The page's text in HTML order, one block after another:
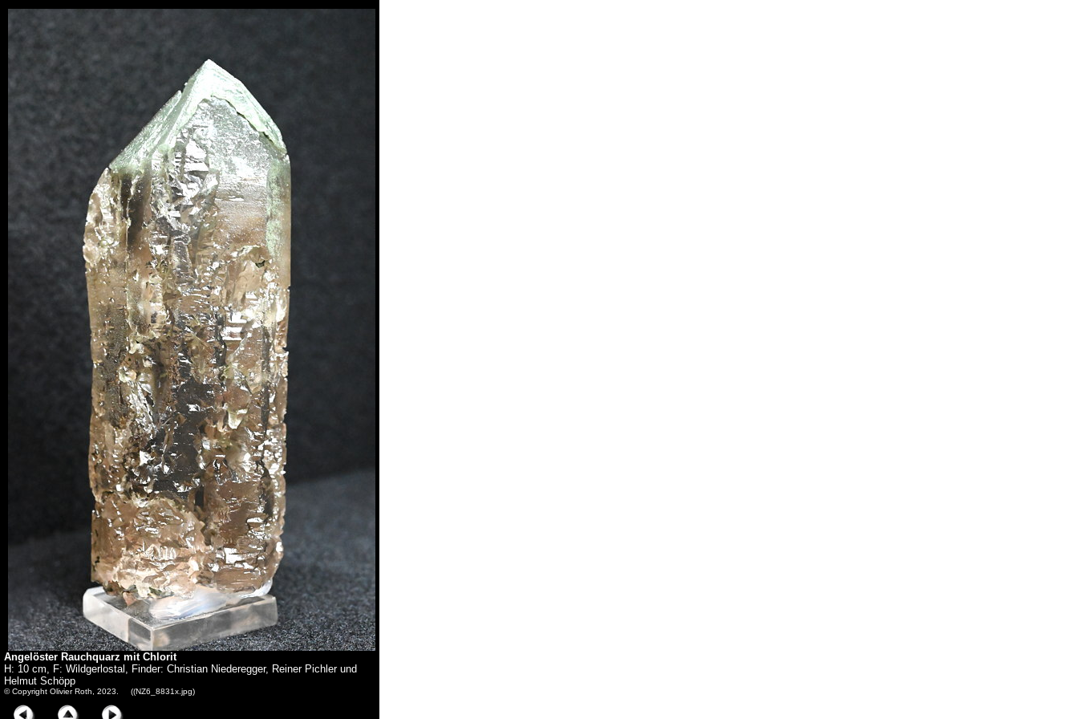
Angelöster Rauchquarz mit Chlorit
H: 10 cm, F: Wildgerlostal, Finder: Christian Niederegger, Reiner Pichler und
Helmut Schöpp
© Copyright Olivier Roth, 2023. ((NZ6_8831x.jpg)